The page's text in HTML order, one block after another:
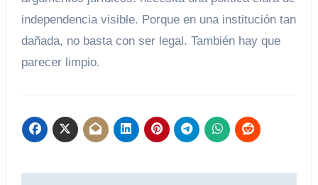
independencia visible. Porque en una institución tan
dañada, no basta con ser legal. También hay que
parecer limpio.